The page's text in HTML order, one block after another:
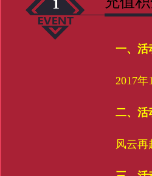
1
一、活
2017年
二、活
风云